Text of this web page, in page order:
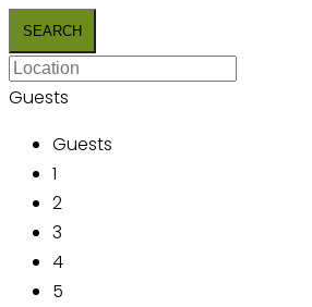
Guests
Guests
1
2
3
4
5